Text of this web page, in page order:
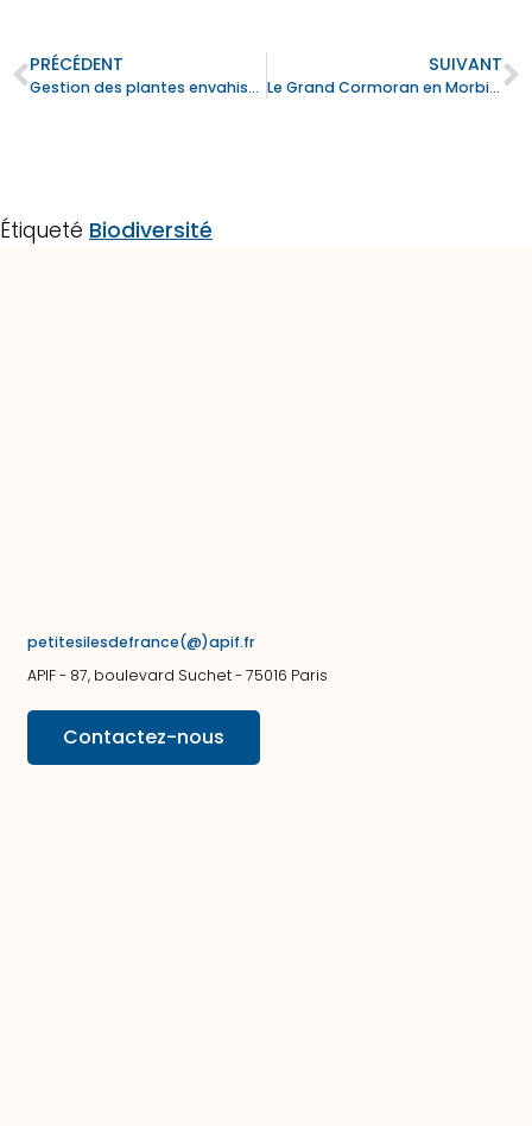
PRÉCÉDENT
Gestion des plantes envahissantes sur une île
SUIVANT
Le Grand Cormoran en Morbihan
Étiqueté Biodiversité
petitesilesdefrance(@)apif.fr
APIF - 87, boulevard Suchet - 75016 Paris
Contactez-nous